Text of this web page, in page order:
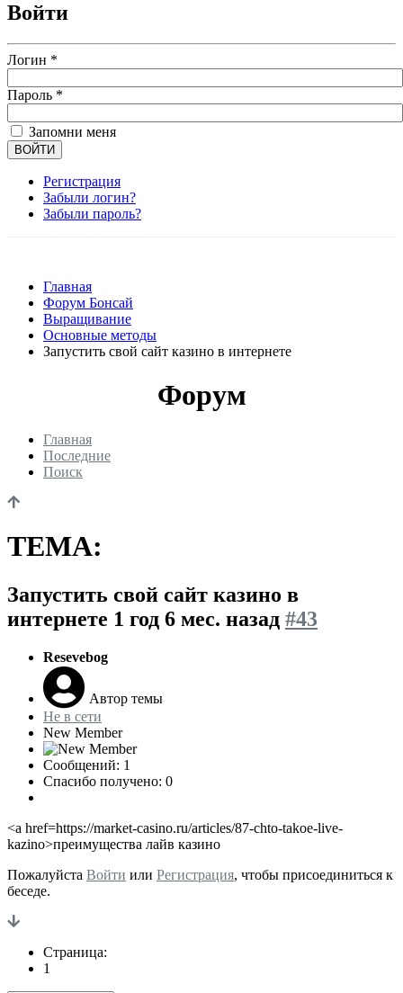
Войти
Логин *
Пароль *
Запомни меня
ВОЙТИ
Регистрация
Забыли логин?
Забыли пароль?
Главная
Форум Бонсай
Выращивание
Основные методы
Запустить свой сайт казино в интернете
Форум
Главная
Последние
Поиск
ТЕМА:
Запустить свой сайт казино в
интернете 1 год 6 мес. назад #43
Resevebog
Автор темы
Не в сети
New Member
Сообщений: 1
Спасибо получено: 0
<a href=https://market-casino.ru/articles/87-chto-takoe-live-
kazino>преимущества лайв казино
Пожалуйста Войти или Регистрация, чтобы присоединиться к
беседе.
Страница:
1